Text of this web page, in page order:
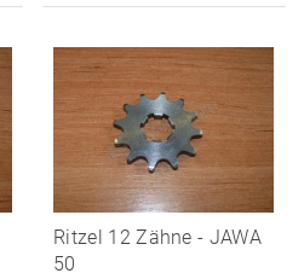
Ritzel 12 Zähne - JAWA
50